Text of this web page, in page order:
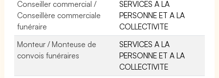
Conseiller commercial /
Conseillère commerciale
funéraire
SERVICES A LA
PERSONNE ET A LA
COLLECTIVITE
Monteur / Monteuse de
convois funéraires
SERVICES A LA
PERSONNE ET A LA
COLLECTIVITE